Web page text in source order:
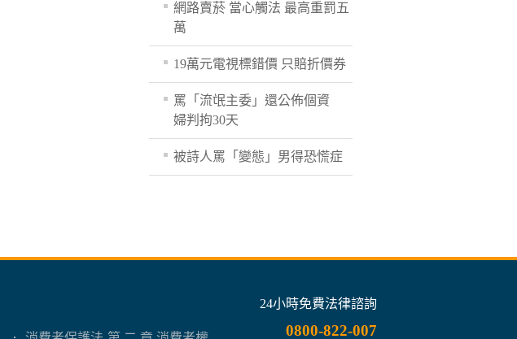
網路賣菸 當心觸法 最高重罰五
萬
19萬元電視標錯價 只賠折價券
罵「流氓主委」還公佈個資
婦判拘30天
被詩人罵「變態」男得恐慌症
24小時免費法律諮詢
0800-822-007